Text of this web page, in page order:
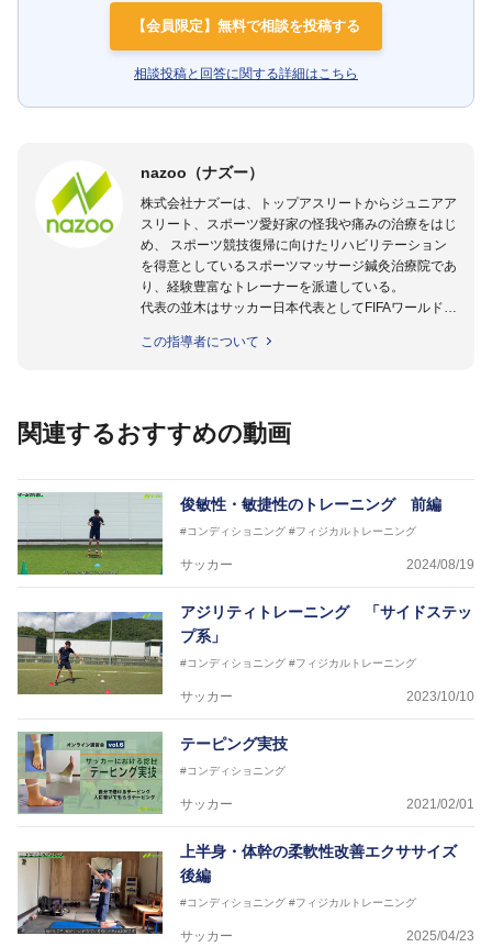
【会員限定】無料で相談を投稿する
相談投稿と回答に関する詳細はこちら
nazoo（ナズー）
株式会社ナズーは、トップアスリートからジュニアア
スリート、スポーツ愛好家の怪我や痛みの治療をはじ
め、 スポーツ競技復帰に向けたリハビリテーション
を得意としているスポーツマッサージ鍼灸治療院であ
り、経験豊富なトレーナーを派遣している。
代表の並木はサッカー日本代表としてFIFAワールドカ
のほかU-23日本代表のアスレティックトレーナーと
世代のサッカーを中心に、WJBL、社会人ラグビー、
を派遣している。
さらには講演会やセミナー、専門学校などの教育機関
に講師を派遣するなど後進育成にも力を入れている。
「一人一人の健康な人生をサポートする」を企業理念
として掲げ、世の中の人々の『健康』をあらゆる方向
生きと」生きる、そんな『健康な人生』をサポートし
ている。
この指導者について
関連するおすすめの動画
俊敏性・敏捷性のトレーニング 前編
#コンディショニング #フィジカルトレーニング
サッカー 2024/08/19
アジリティトレーニング 「サイドステッ
プ系」
#コンディショニング #フィジカルトレーニング
サッカー 2023/10/10
テーピング実技
#コンディショニング
サッカー 2021/02/01
上半身・体幹の柔軟性改善エクササイズ
後編
#コンディショニング #フィジカルトレーニング
サッカー 2025/04/23